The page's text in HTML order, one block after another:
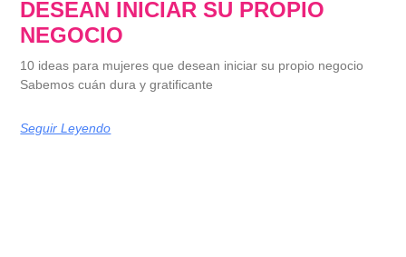
DESEAN INICIAR SU PROPIO
NEGOCIO
10 ideas para mujeres que desean iniciar su propio negocio
Sabemos cuán dura y gratificante
Seguir Leyendo